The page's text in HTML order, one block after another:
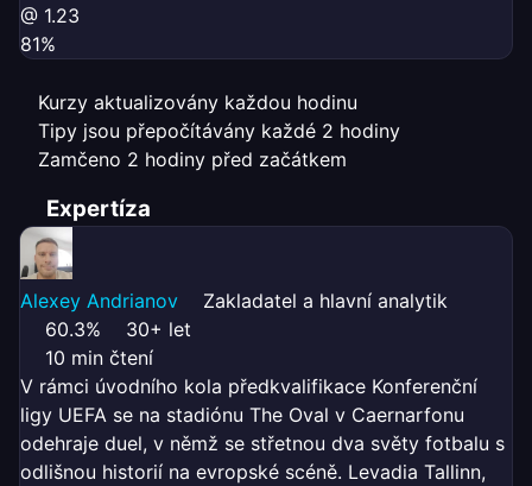
@ 1.23
81%
Kurzy aktualizovány každou hodinu
Tipy jsou přepočítávány každé 2 hodiny
Zamčeno 2 hodiny před začátkem
Expertíza
Alexey Andrianov
Zakladatel a hlavní analytik
60.3%
30+ let
10 min čtení
V rámci úvodního kola předkvalifikace Konferenční
ligy UEFA se na stadiónu The Oval v Caernarfonu
odehraje duel, v němž se střetnou dva světy fotbalu s
odlišnou historií na evropské scéně. Levadia Tallinn,